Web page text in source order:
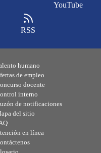
YouTube
RSS
humano
de empleo
docente
interno
de notificaciones
del sitio
en línea